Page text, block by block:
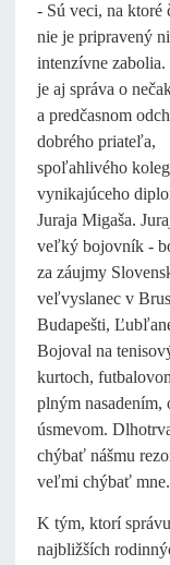
- Sú veci, na ktoré
nie je pripravený
intenzívne zabolia.
je aj správa o
a predčasnom
dobrého priateľa,
spoľahlivého
vynikajúceho
Juraja Migaša.
veľký bojovník -
za záujmy
veľvyslanec v
Budapešti,
Bojoval na
kurtoch,
plným nasadením,
úsmevom.
chýbať nášmu
veľmi chýbať mne.
K tým, ktorí
najbližších